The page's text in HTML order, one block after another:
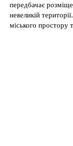
передбачає
невеликій
міського простору